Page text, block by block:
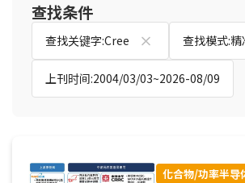
查找条件
查找关键字:Cree 查找模式:
上刊时间:2004/03/03~2026-08/09
化合物/功率半导